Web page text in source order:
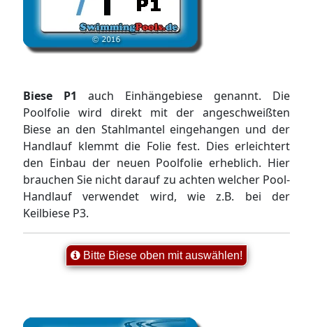
Biese P1 auch Einhängebiese genannt. Die
Poolfolie wird direkt mit der angeschweißten
Biese an den Stahlmantel eingehangen und der
Handlauf klemmt die Folie fest. Dies erleichtert
den Einbau der neuen Poolfolie erheblich. Hier
brauchen Sie nicht darauf zu achten welcher Pool-
Handlauf verwendet wird, wie z.B. bei der
Keilbiese P3.
Bitte Biese oben mit auswählen!